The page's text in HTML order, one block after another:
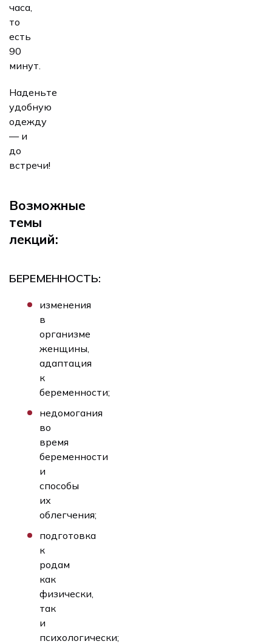
часа,
то
есть
90
минут.
Наденьте
удобную
одежду
— и
до
встречи!
Возможные
темы
лекций:
БЕРЕМЕННОСТЬ:
изменения
в
организме
женщины,
адаптация
к
беременности;
недомогания
во
время
беременности
и
способы
их
облегчения;
подготовка
к
родам
как
физически,
так
и
психологически;